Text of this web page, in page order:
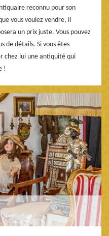
reconnu pour son
vous voulez vendre, il
un prix juste. Vous pouvez
de détails. Si vous êtes
chez lui une antiquité qui
!